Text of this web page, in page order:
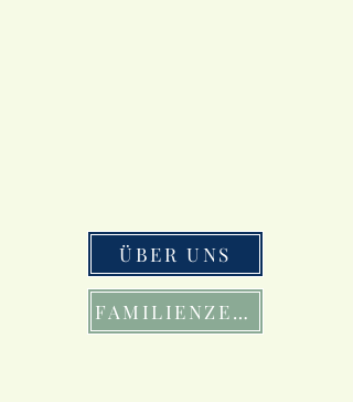
ÜBER UNS
FAMILIENZEIT